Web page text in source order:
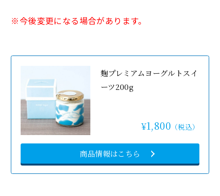
※今後変更になる場合があります。
麹プレミアムヨーグルトスイ
ーツ200g
¥1,800 （税込）
商品情報はこちら